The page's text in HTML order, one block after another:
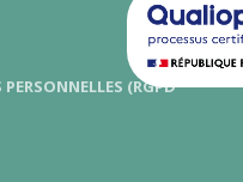
(RGPD